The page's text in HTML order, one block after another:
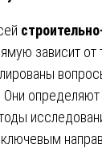
зависит от
определяют
ключевым